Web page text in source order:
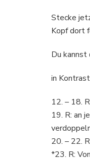
Stecke
Kopf dort
Du kannst
in
12. – 18.
19. R: an
20. – 22.
*23. R: